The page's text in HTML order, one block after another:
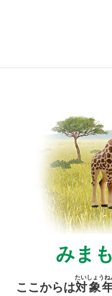
みま
ここからは対象
たいしょうね